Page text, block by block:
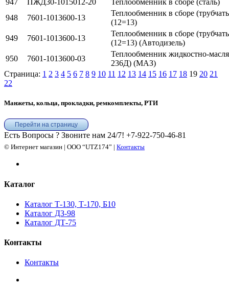
948
7601-1013600-13
Теплообменник в сборе
(12=13)
949
7601-1013600-13
Теплообменник в сборе
(12=13) (Автодизель)
950
7601-1013600-03
Теплообменник жидкостно-
236Д) (МАЗ)
Страница: 1 2 3 4 5 6 7 8 9 10 11 12 13 14 15 16 17 18 19 20 21
22
Манжеты, кольца, прокладки, ремкомплекты, РТИ
Перейти на страницу
Есть Вопросы ? Звоните нам 24/7! +7-922-750-46-81
© Интернет магазин | ООО “UTZ174” | Контакты
Каталог
Каталог Т-130, Т-170, Б10
Каталог ДЗ-98
Каталог ДТ-75
Контакты
Контакты